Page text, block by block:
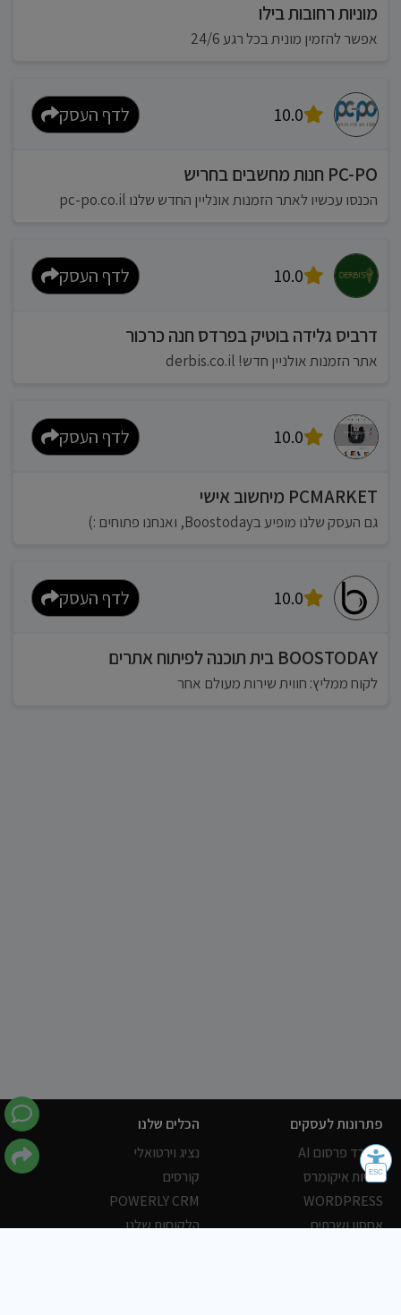
מוניות רחובות בילו
אפשר להזמין מונית בכל רגע 24/6
10.0 לדף העסק
PC-PO חנות מחשבים בחריש
הכנסו עכשיו לאתר הזמנות אונליין החדש שלנו pc-po.co.il
10.0 לדף העסק
דרביס גלידה בוטיק בפרדס חנה כרכור
אתר הזמנות אולניין חדש! derbis.co.il
10.0 לדף העסק
PCMARKET מיחשוב אישי
גם העסק שלנו מופיע בBoostoday, ואנחנו פתוחים :)
10.0 לדף העסק
BOOSTODAY בית תוכנה לפיתוח אתרים
לקוח ממליץ: חווית שירות מעולם אחר
פתרונות לעסקים
משרד פרסום AI
חנויות איקומרס
WORDPRESS
אחסון ושרתים
הכלים שלנו
נציג וירטואלי
קורסים
POWERLY CRM
הלקוחות שלנו